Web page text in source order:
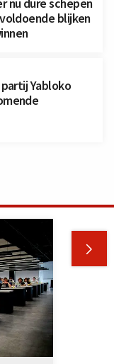
blijken
Yabloko
